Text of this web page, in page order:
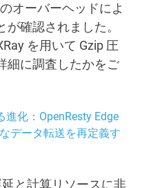
オーバーヘッドによ
確認されました。
を用いて Gzip 圧
細に調査したかをご
化：OpenResty Edge
データ転送を再定義す
と計算リソースに非